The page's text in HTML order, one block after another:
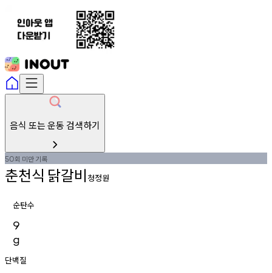
음식 또는 운동 검색하기
50회 미만기록
춘천식 닭갈비 청정원
순탄수
9
g
단백질